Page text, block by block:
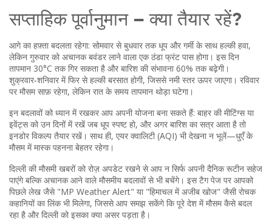
सप्ताहिक पूर्वानुमान – क्या तैयार रहें?
आगे का हफ़्ता बदलता रहेगा: सोमवार से बुधवार तक धूप और गर्मी के साथ हल्की हवा,
लेकिन गुरुवार को अचानक बवंडर लाने वाला एक ठंडा फ्रंट पास होगा। इस दिन
तापमान 30°C तक गिर सकता है और बारिश की संभावना 60% तक बढ़ेगी।
शुक्रवार‑शनिवार में फिर से हल्की बरसात होगी, जिससे नमी स्तर ऊपर जाएगा। रविवार
पर मौसम साफ़ रहेगा, लेकिन रात के समय तापमान थोड़ा घटेगा।
इन बदलावों को ध्यान में रखकर आप अपनी योजना बना सकते हैं: बाहर की मीटिंग्स या
इवेंट्स को उन दिनों में रखें जब धूप स्पष्ट हो, और अगर बारिश का सत्र आता है तो
इनडोर विकल्प तैयार रखें। साथ ही, एयर क्वालिटी (AQI) भी देखना न भूलें—धुएँ के
मौसम में मास्क पहनना बेहतर रहेगा।
दिल्ली की मौसमी खबरों को रोज़ अपडेट रखने से आप न सिर्फ अपनी दैनिक रूटीन सहेज
पाएंगे बल्कि अचानक आने वाले मौसमीय बदलावों से भी बचेंगे। इस टैग पेज पर आपको
पिछले लेख जैसे "MP Weather Alert" या "हिमाचल में अजीब खोज" जैसी रोचक
कहानियों का लिंक भी मिलेगा, जिससे आप समझ सकेंगे कि पूरे देश में मौसम कैसे बदल
रहा है और दिल्ली को इसका क्या असर पड़ता है।